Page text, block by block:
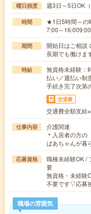
曜日頻度 週3日～5日OK
時間
★1日5時間～の
7:00～
期間
開始日はご相
長期でも働けま
時給
無資格未経験
払い／週払い制
手続き完了次第
交通費
交通費全額支給
仕事内容
介護関連
＊入居者の方の
ばあちゃんが暮
応募資格
職種未経験OK /
要
無資格・未経
不要です▽応募
職場の雰囲気